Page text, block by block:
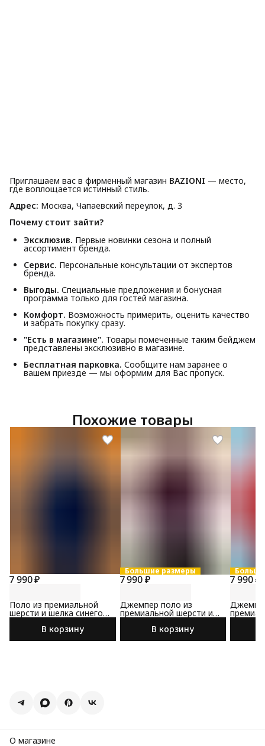
Приглашаем вас в фирменный магазин BAZIONI — место,
где воплощается истинный стиль.
Адрес: Москва, Чапаевский переулок, д. 3
Почему стоит зайти?
Эксклюзив. Первые новинки сезона и полный
ассортимент бренда.
Сервис. Персональные консультации от экспертов
бренда.
Выгоды. Специальные предложения и бонусная
программа только для гостей магазина.
Комфорт. Возможность примерить, оценить качество
и забрать покупку сразу.
"Есть в магазине". Товары помеченные таким бейджем
представлены эксклюзивно в магазине.
Бесплатная парковка. Сообщите нам заранее о
вашем приезде — мы оформим для Вас пропуск.
Похожие товары
7 990 ₽
Поло из премиальной
шерсти и шелка синего
цвета
В корзину
Большие размеры
7 990 ₽
Джемпер поло из
премиальной шерсти и
шелка
В корзину
7 990 ₽
шелка
О магазине